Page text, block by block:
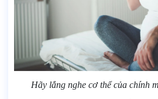
Hãy lắng nghe cơ thể của chính